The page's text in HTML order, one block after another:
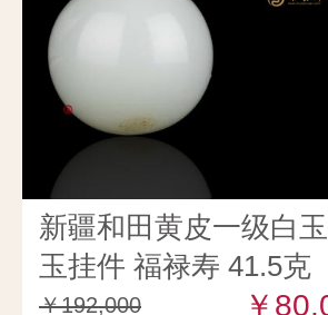
新疆和田黄皮一级白
玉挂件 福禄寿 41.5克
￥192,000 ￥